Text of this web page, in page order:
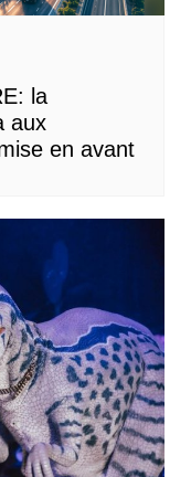
la
aux
en avant